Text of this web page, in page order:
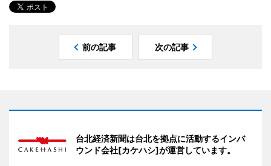
前の記事 次の記事
台北経済新聞は台北を拠点に活動するインバ
ウンド会社[カケハシ]が運営しています。